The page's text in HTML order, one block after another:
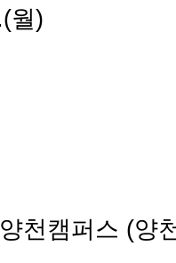
월)
천캠퍼스 (양